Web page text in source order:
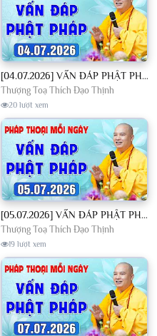
[04.07.2026] VẤN ĐÁP PHẬT PHÁP - Nghe Thầy giảng Pháp mỗi ngày CÔNG ĐỨC VÔ LƯỢNG│TT. Thích Đạo Thịnh
Thượng Toạ Thích Đạo Thịnh
20 lượt xem
[05.07.2026] VẤN ĐÁP PHẬT PHÁP - Nghe Thầy giảng Pháp mỗi ngày CÔNG ĐỨC VÔ LƯỢNG│TT. Thích Đạo Thịnh
Thượng Toạ Thích Đạo Thịnh
19 lượt xem